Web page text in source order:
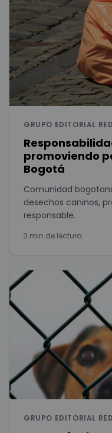
GRUPO EDITORIAL
promoviendo
Bogotá
Comunidad
desechos caninos,
responsable.
3 min de lectura
GRUPO EDITORIAL